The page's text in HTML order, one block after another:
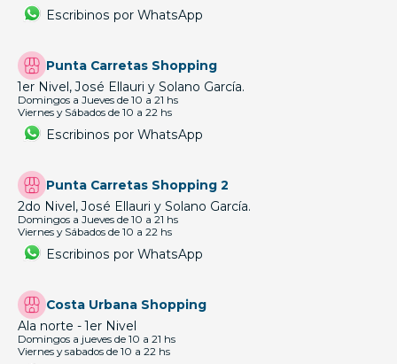
Escribinos por WhatsApp
Punta Carretas Shopping
1er Nivel, José Ellauri y Solano García.
Domingos a Jueves de 10 a 21 hs
Viernes y Sábados de 10 a 22 hs
Escribinos por WhatsApp
Punta Carretas Shopping 2
2do Nivel, José Ellauri y Solano García.
Domingos a Jueves de 10 a 21 hs
Viernes y Sábados de 10 a 22 hs
Escribinos por WhatsApp
Costa Urbana Shopping
Ala norte - 1er Nivel
Domingos a jueves de 10 a 21 hs
Viernes y sabados de 10 a 22 hs